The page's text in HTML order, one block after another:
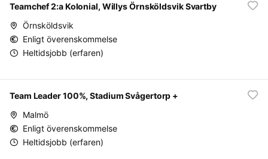
Teamchef 2:a Kolonial, Willys Örnsköldsvik Svartby
Örnsköldsvik
Enligt överenskommelse
Heltidsjobb (erfaren)
Team Leader 100%, Stadium Svågertorp +
Malmö
Enligt överenskommelse
Heltidsjobb (erfaren)